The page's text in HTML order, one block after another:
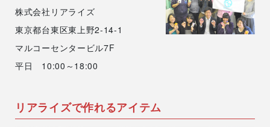
株式会社リアライズ
東京都台東区東上野2-14-1
マルコーセンタービル7F
平日 10:00～18:00
リアライズで作れるアイテム